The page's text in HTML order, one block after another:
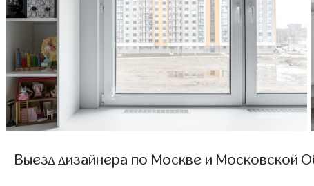
Выезд дизайнера по Москве и Московской